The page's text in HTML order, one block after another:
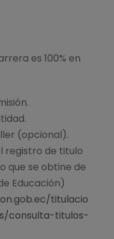
es 100% en
(opcional).
registro de titulo
que se obtine de
Educación)
titulacio
consulta-titulos-